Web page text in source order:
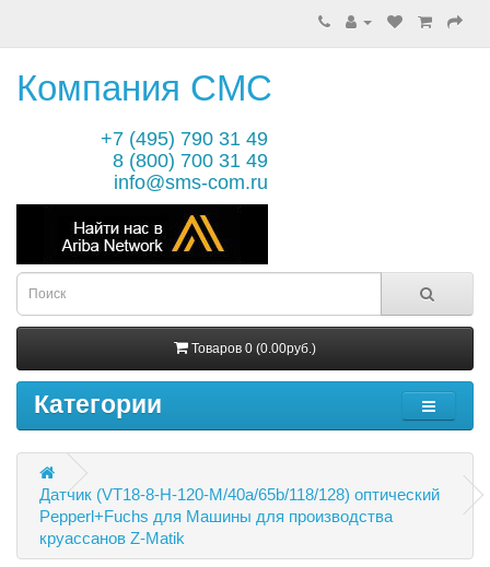
Компания СМС
+7 (495) 790 31 49
8 (800) 700 31 49
info@sms-com.ru
Товаров 0 (0.00руб.)
Категории
Датчик (VT18-8-H-120-M/40a/65b/118/128) оптический
Pepperl+Fuchs для Машины для производства
круассанов Z-Matik